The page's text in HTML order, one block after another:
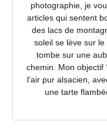
photographie, je
articles qui sentent
des lacs de
soleil se lève sur
tombe sur une
chemin. Mon objectif
l’air pur alsacien,
une tarte